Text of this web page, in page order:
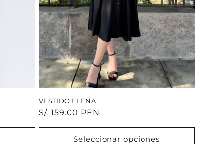
VESTIDO ELENA
Precio
S/. 159.00 PEN
Seleccionar opciones